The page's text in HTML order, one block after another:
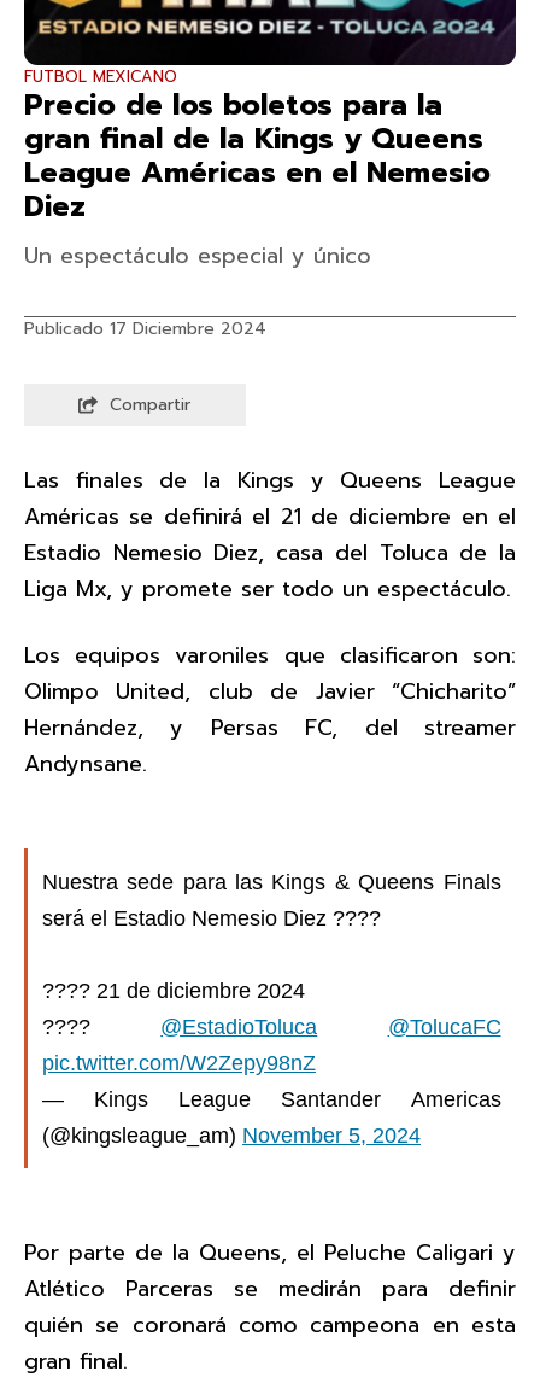
FUTBOL MEXICANO
Precio de los boletos para la
gran final de la Kings y Queens
League Américas en el Nemesio
Diez
Un espectáculo especial y único
Publicado 17 Diciembre 2024
Compartir
Las finales de la Kings y Queens League
Américas se definirá el 21 de diciembre en el
Estadio Nemesio Diez, casa del Toluca de la
Liga Mx, y promete ser todo un espectáculo.
Los equipos varoniles que clasificaron son:
Olimpo United, club de Javier “Chicharito”
Hernández, y Persas FC, del streamer
Andynsane.
Nuestra sede para las Kings & Queens Finals
será el Estadio Nemesio Diez ????
????​ 21 de diciembre 2024
???? @EstadioToluca
@TolucaFC
pic.twitter.com/W2Zepy98nZ
— Kings League Santander Americas
(@kingsleague_am) November 5, 2024
Por parte de la Queens, el Peluche Caligari y
Atlético Parceras se medirán para definir
quién se coronará como campeona en esta
gran final.